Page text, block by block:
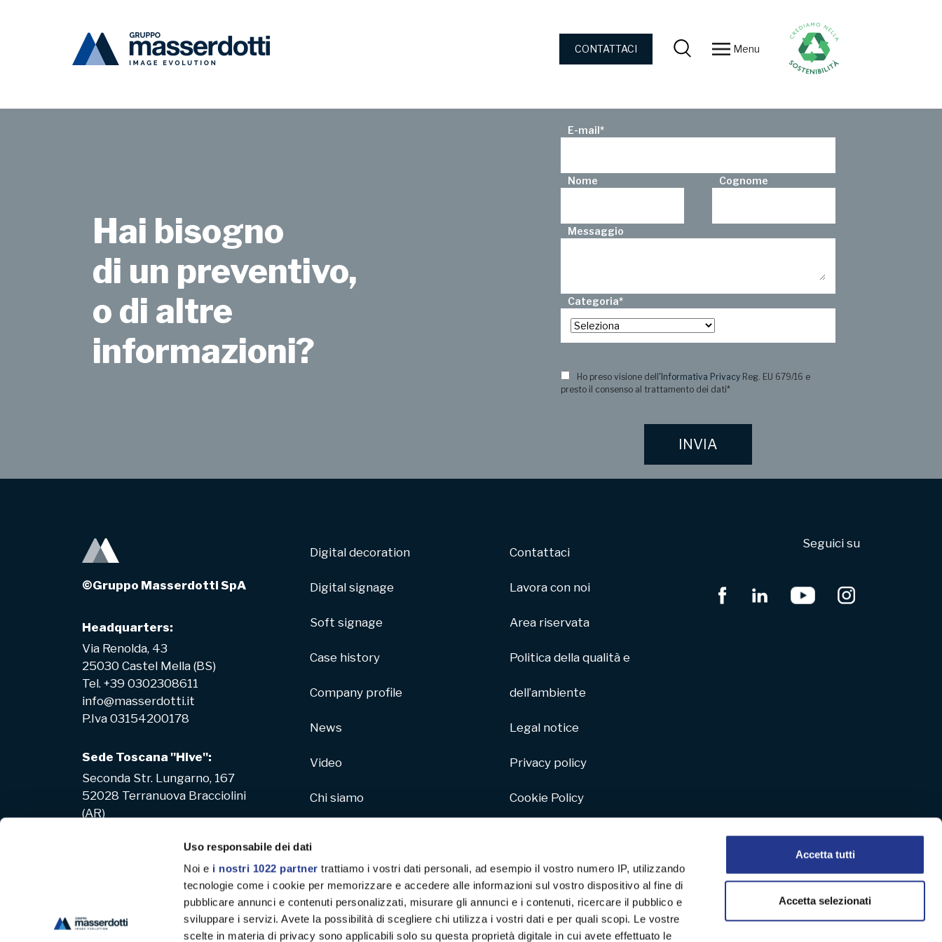
Uso responsabile dei dati
Noi e i nostri 1022 partner trattiamo i vostri dati personali, ad esempio il vostro numero IP, utilizzando
tecnologie come i cookie per memorizzare e accedere alle informazioni sul vostro dispositivo al fine di
pubblicare annunci e contenuti personalizzati, misurare gli annunci e i contenuti, ricercare il pubblico e
sviluppare i servizi. Avete la possibilità di scegliere chi utilizza i vostri dati e per quali scopi. Le vostre
scelte in materia di privacy sono applicabili solo su questa proprietà digitale in cui avete effettuato le
Accetta tutti
Accetta selezionati
CONTATTACI Menu
Hai bisogno
di un preventivo,
o di altre
informazioni?
E-mail*
Nome Cognome
Messaggio
Categoria*
Ho preso visione dell 'Informativa PrivacyReg. EU 679/16 e
presto il consenso al trattamento dei dati*
©Gruppo Masserdotti SpA
Headquarters:
Via Renolda, 43
25030 Castel Mella (BS)
Tel. +39 0302308611
info@masserdotti.it
P.Iva 03154200178
Sede Toscana "Hive":
Seconda Str. Lungarno, 167
52028 Terranuova Bracciolini
(AR)
Digital decoration
Digital signage
Soft signage
Case history
Company profile
News
Video
Chi siamo
Hive
Carta da parati
Progetto sostenibile
Contattaci
Lavora con noi
Area riservata
Politica della qualità e
dell’ambiente
Legal notice
Privacy policy
Cookie Policy
Seguici su